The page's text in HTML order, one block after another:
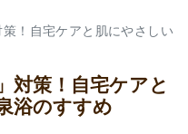
！自宅ケアと肌にやさしい
対策！自宅ケアと
浴のすすめ